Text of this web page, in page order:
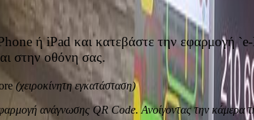
ή iPad και κατεβάστε την εφαρμογή
στην οθόνη σας.
(χειροκίνητη εγκατάσταση)
ανάγνωσης QR Code. Ανοίγοντας την κάμερα